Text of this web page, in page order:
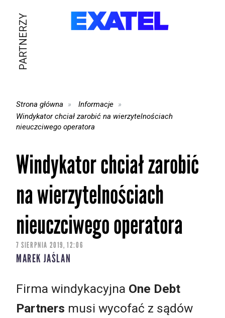
PARTNERZY
Strona główna
Informacje
Windykator chciał zarobić na wierzytelnościach
nieuczciwego operatora
Windykator chciał zarobić
na wierzytelnościach
nieuczciwego operatora
7 SIERPNIA 2019, 12:06
MAREK JAŚLAN
Firma windykacyjna One Debt
Partners musi wycofać z sądów